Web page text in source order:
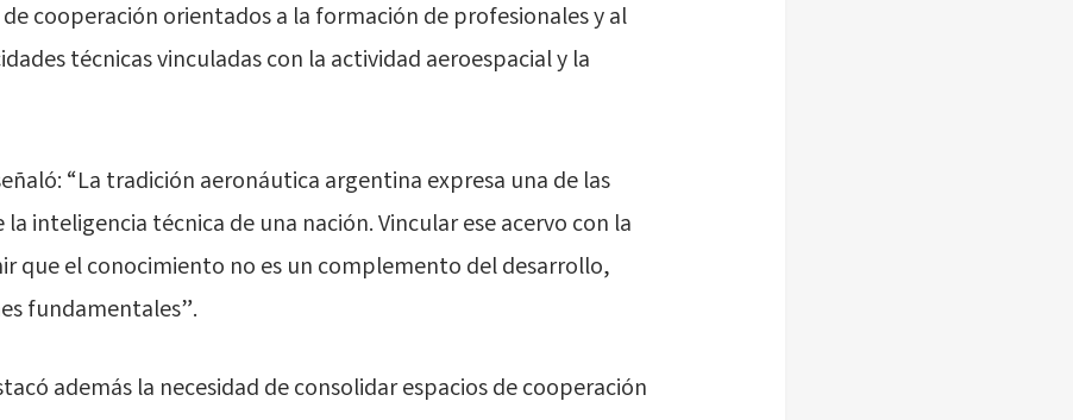
cooperación orientados a la formación de profesionales y al
técnicas vinculadas con la actividad aeroespacial y la
“La tradición aeronáutica argentina expresa una de las
inteligencia técnica de una nación. Vincular ese acervo con la
que el conocimiento no es un complemento del desarrollo,
fundamentales”.
además la necesidad de consolidar espacios de cooperación